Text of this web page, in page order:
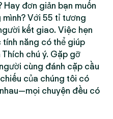
đơn giản bạn muốn
Với 55 tỉ tương
kết giao. Việc hẹn
năng có thể giúp
chú ý. Gặp gỡ
cùng đánh cặp cầu
của chúng tôi có
chuyện đều có